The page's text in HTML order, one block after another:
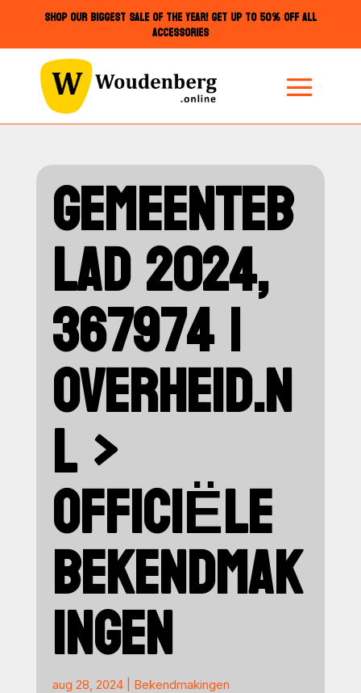
SHOP OUR BIGGEST SALE OF THE YEAR! GET UP TO 50% OFF ALL
ACCESSORIES
GEMEENTEB
LAD 2024,
367974 |
OVERHEID.N
L >
OFFICIËLE
BEKENDMAK
INGEN
aug 28, 2024| Bekendmakingen